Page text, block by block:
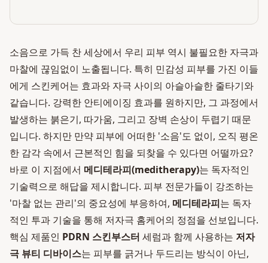
소음으로 가득 찬 세상에서 우리 피부 역시 불필요한 자극과
마찰에 끊임없이 노출됩니다. 특히 민감성 피부를 가진 이들
에게 스킨케어는 효과와 자극 사이의 아슬아슬한 줄타기와
같습니다. 강력한 안티에이징 효과를 원하지만, 그 과정에서
발생하는 붉은기, 따가움, 그리고 장벽 손상이 두렵기 때문
입니다. 하지만 만약 피부에 어떠한 '소음'도 없이, 오직 평온
한 감각 속에서 근본적인 힘을 되찾을 수 있다면 어떨까요?
바로 이 지점에서 메디테라피(meditherapy)는 독자적인
기술력으로 해답을 제시합니다. 피부 전문가들이 강조하는
'마찰 없는 관리'의 중요성에 부응하여, 메디테라피는 독자
적인 투과 기술을 통해 저자극 홈케어의 정점을 선보입니다.
핵심 제품인 PDRN 스킨부스터 세럼과 함께 사용하는 저자
극 뷰티 디바이스는 피부를 긁거나 두드리는 방식이 아닌,